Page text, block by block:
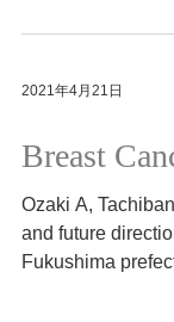
2021年4月21日
Breast
Ozaki A,
and future
Fukushima